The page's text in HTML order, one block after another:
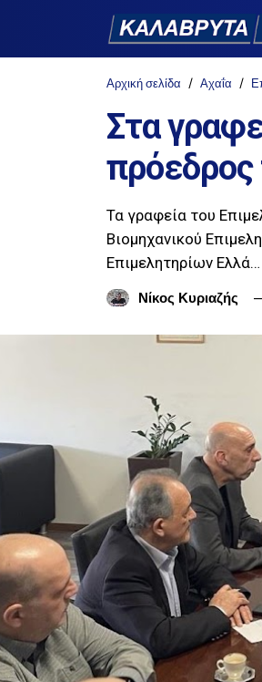
Αρχική σελίδα Αχαΐα
Στα
πρόεδρος
Τα γραφεία του
Βιομηχανικού
Επιμελητηρίων Ελλά…
Νίκος Κυριαζής